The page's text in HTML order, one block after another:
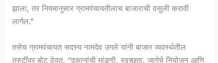
झाला, तर नियमानुसार ग्रामपंचायतीलाच बाजाराची वसुली करावी
लागेल.”
तसेच ग्रामपंचायत सदस्य नामदेव उगले यांनी बाजार व्यवस्थेतील
त्रुटींवर बोट ठेवत, “दुकानांची मांडणी, स्वच्छता, जागेचे नियोजन आणि